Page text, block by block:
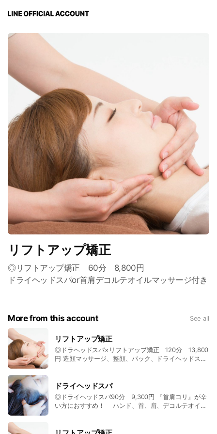
リフトアップ矯正
◎リフトアップ矯正 60分 8,800円
ドライヘッドスパor首肩デコルテオイルマッサージ付き
More from this account See all
リフトアップ矯正
◎ドラヘッドスパ×リフトアップ矯正 120分 13,800
円 造顔マッサージ、整顔、パック、ドライヘッドス
ドライヘッドスパ
◎ドライヘッドスパ90分 9,300円 『首肩コリ』が辛
い方におすすめ！ ハンド、首、肩、デコルテオイル